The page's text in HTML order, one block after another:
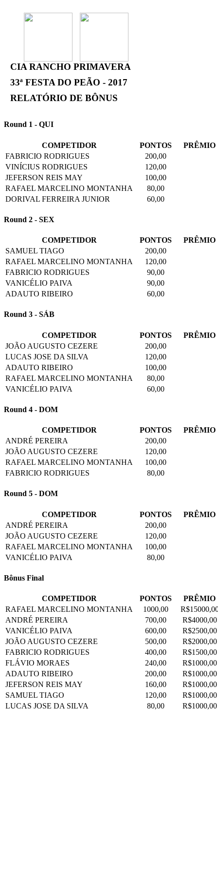
CIA RANCHO PRIMAVERA
33ª FESTA DO PEÃO - 2017
RELATÓRIO DE BÔNUS
Round 1 - QUI
COMPETIDOR PONTOS
PRÊMIO
FABRICIO RODRIGUES
200,00
VINÍCIUS RODRIGUES
120,00
JEFERSON REIS MAY
100,00
RAFAEL MARCELINO MONTANHA
80,00
DORIVAL FERREIRA JUNIOR
60,00
Round 2 - SEX
COMPETIDOR PONTOS
PRÊMIO
SAMUEL TIAGO
200,00
RAFAEL MARCELINO MONTANHA
120,00
FABRICIO RODRIGUES
90,00
VANICÉLIO PAIVA
90,00
ADAUTO RIBEIRO
60,00
Round 3 - SÁB
COMPETIDOR PONTOS
PRÊMIO
JOÃO AUGUSTO CEZERE
200,00
LUCAS JOSE DA SILVA
120,00
ADAUTO RIBEIRO
100,00
RAFAEL MARCELINO MONTANHA
80,00
VANICÉLIO PAIVA
60,00
Round 4 - DOM
COMPETIDOR PONTOS
PRÊMIO
ANDRÉ PEREIRA
200,00
JOÃO AUGUSTO CEZERE
120,00
RAFAEL MARCELINO MONTANHA
100,00
FABRICIO RODRIGUES
80,00
Round 5 - DOM
COMPETIDOR PONTOS
PRÊMIO
ANDRÉ PEREIRA
200,00
JOÃO AUGUSTO CEZERE
120,00
RAFAEL MARCELINO MONTANHA
100,00
VANICÉLIO PAIVA
80,00
Bônus Final
COMPETIDOR PONTOS
PRÊMIO
RAFAEL MARCELINO MONTANHA
1000,00
ANDRÉ PEREIRA
700,00
R$4000,00
VANICÉLIO PAIVA
600,00
R$2500,00
JOÃO AUGUSTO CEZERE
500,00
R$2000,00
FABRICIO RODRIGUES
400,00
R$1500,00
FLÁVIO MORAES
240,00
R$1000,00
ADAUTO RIBEIRO
200,00
R$1000,00
JEFERSON REIS MAY
160,00
R$1000,00
SAMUEL TIAGO
120,00
R$1000,00
LUCAS JOSE DA SILVA
80,00 R$1000,00